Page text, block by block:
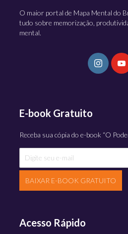
O maior portal de Mapa Mental do
tudo sobre memorização,
mental.
E-book Gratuito
Receba sua cópia do e-book “O
BAIXAR E-BOOK GRATUITO
Acesso Rápido